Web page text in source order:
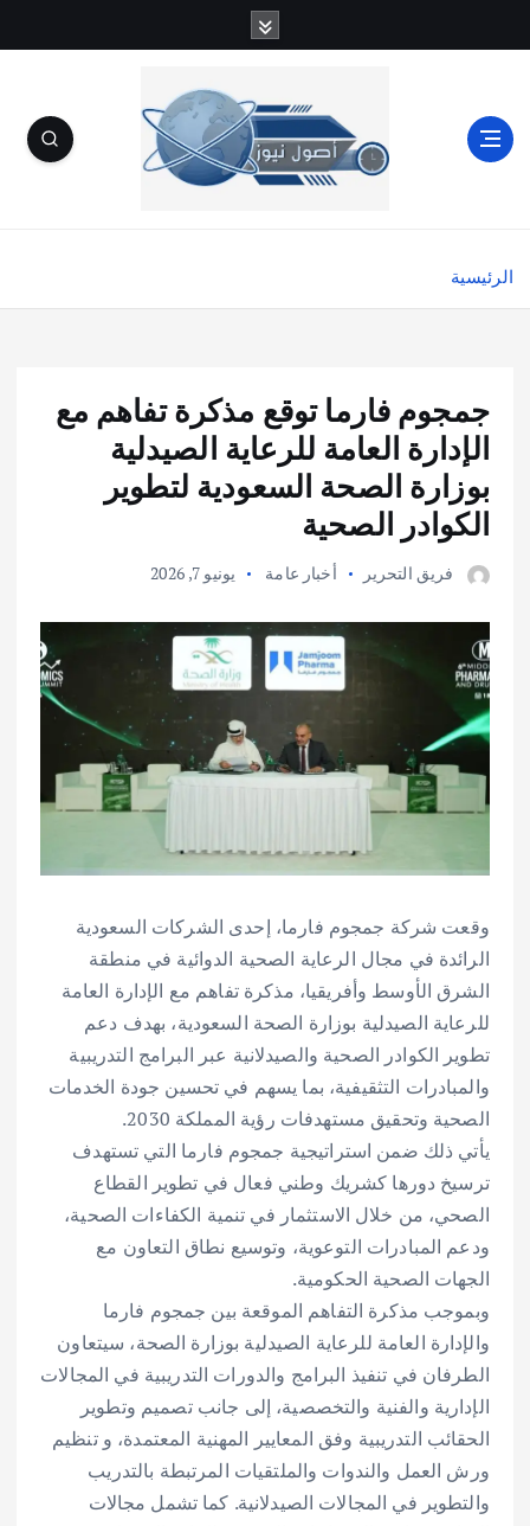
ل
الرئيسية
جمجوم فارما توقع مذكرة تفاهم مع
الإدارة العامة للرعاية الصيدلية
بوزارة الصحة السعودية لتطوير
الكوادر الصحية
فريق التحرير أخبار عامة يونيو 7, 2026
وقعت شركة جمجوم فارما، إحدى الشركات السعودية
الرائدة في مجال الرعاية الصحية الدوائية في منطقة
الشرق الأوسط وأفريقيا، مذكرة تفاهم مع الإدارة العامة
للرعاية الصيدلية بوزارة الصحة السعودية، بهدف دعم
تطوير الكوادر الصحية والصيدلانية عبر البرامج التدريبية
والمبادرات التثقيفية، بما يسهم في تحسين جودة الخدمات
الصحية وتحقيق مستهدفات رؤية المملكة 2030.
يأتي ذلك ضمن استراتيجية جمجوم فارما التي تستهدف
ترسيخ دورها كشريك وطني فعال في تطوير القطاع
الصحي، من خلال الاستثمار في تنمية الكفاءات الصحية،
ودعم المبادرات التوعوية، وتوسيع نطاق التعاون مع
الجهات الصحية الحكومية.
وبموجب مذكرة التفاهم الموقعة بين جمجوم فارما
والإدارة العامة للرعاية الصيدلية بوزارة الصحة، سيتعاون
الطرفان في تنفيذ البرامج والدورات التدريبية في المجالات
الإدارية والفنية والتخصصية، إلى جانب تصميم وتطوير
الحقائب التدريبية وفق المعايير المهنية المعتمدة، و تنظيم
ورش العمل والندوات والملتقيات المرتبطة بالتدريب
والتطوير في المجالات الصيدلانية. كما تشمل مجالات